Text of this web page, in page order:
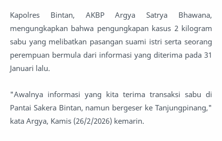
Kapolres Bintan, AKBP Argya Satrya Bhawana,
mengungkapkan bahwa pengungkapan kasus 2 kilogram
sabu yang melibatkan pasangan suami istri serta seorang
perempuan bermula dari informasi yang diterima pada 31
Januari lalu.
"Awalnya informasi yang kita terima transaksi sabu di
Pantai Sakera Bintan, namun bergeser ke Tanjungpinang,"
kata Argya, Kamis (26/2/2026) kemarin.